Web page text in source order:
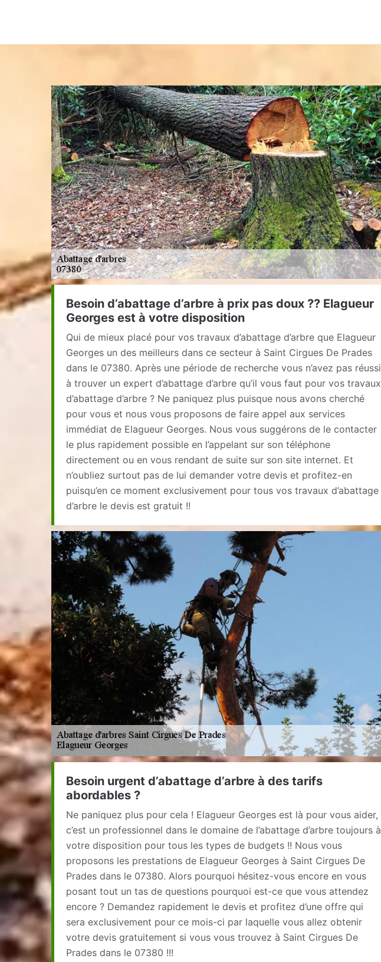
Besoin d’abattage d’arbre à prix pas doux ?? Elagueur
Georges est à votre disposition
Qui de mieux placé pour vos travaux d’abattage d’arbre que Elagueur
Georges un des meilleurs dans ce secteur à Saint Cirgues De Prades
dans le 07380. Après une période de recherche vous n’avez pas réussi
à trouver un expert d’abattage d’arbre qu’il vous faut pour vos travaux
d’abattage d’arbre ? Ne paniquez plus puisque nous avons cherché
pour vous et nous vous proposons de faire appel aux services
immédiat de Elagueur Georges. Nous vous suggérons de le contacter
le plus rapidement possible en l’appelant sur son téléphone
directement ou en vous rendant de suite sur son site internet. Et
n’oubliez surtout pas de lui demander votre devis et profitez-en
puisqu’en ce moment exclusivement pour tous vos travaux d’abattage
d’arbre le devis est gratuit !!
Besoin urgent d’abattage d’arbre à des tarifs
abordables ?
Ne paniquez plus pour cela ! Elagueur Georges est là pour vous aider,
c’est un professionnel dans le domaine de l’abattage d’arbre toujours à
votre disposition pour tous les types de budgets !! Nous vous
proposons les prestations de Elagueur Georges à Saint Cirgues De
Prades dans le 07380. Alors pourquoi hésitez-vous encore en vous
posant tout un tas de questions pourquoi est-ce que vous attendez
encore ? Demandez rapidement le devis et profitez d’une offre qui
sera exclusivement pour ce mois-ci par laquelle vous allez obtenir
votre devis gratuitement si vous vous trouvez à Saint Cirgues De
Prades dans le 07380 !!!